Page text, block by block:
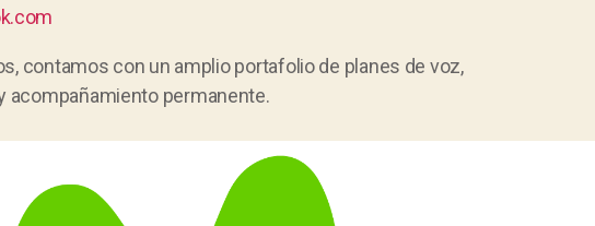
contamos con un amplio portafolio de planes de voz,
acompañamiento permanente.